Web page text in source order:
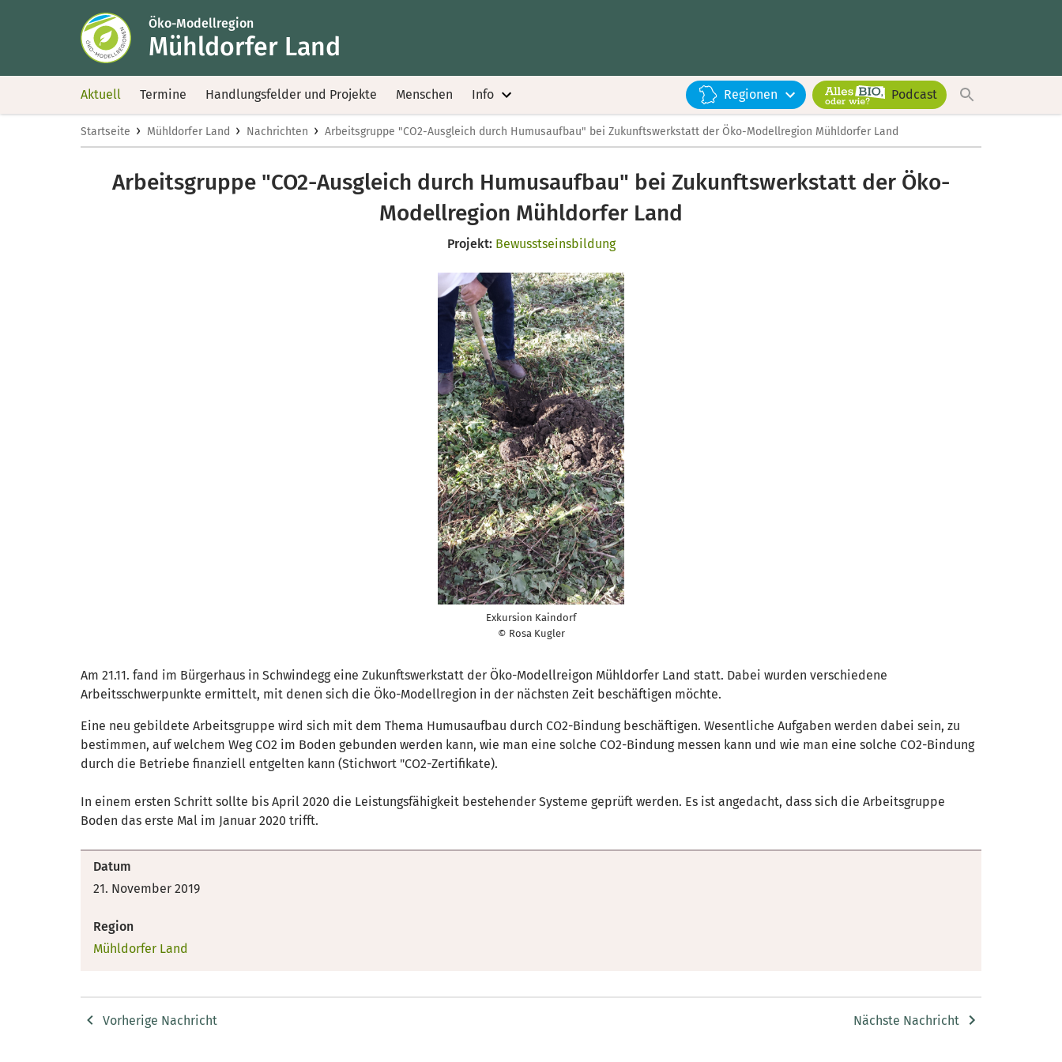
Öko-Modellregion
Mühldorfer Land
Aktuell Termine Handlungsfelder und Projekte Menschen Info Regionen Podcast
Startseite › Mühldorfer Land › Nachrichten › Arbeitsgruppe "CO2-Ausgleich durch Humusaufbau" bei Zukunftswerkstatt der Öko-Modellregion Mühldorfer Land
Arbeitsgruppe "CO2-Ausgleich durch Humusaufbau" bei Zukunftswerkstatt der Öko-
Modellregion Mühldorfer Land
Projekt: Bewusstseinsbildung
Exkursion Kaindorf
© Rosa Kugler
Am 21.11. fand im Bürgerhaus in Schwindegg eine Zukunftswerkstatt der Öko-Modellreigon Mühldorfer Land statt. Dabei wurden verschiedene
Arbeitsschwerpunkte ermittelt, mit denen sich die Öko-Modellregion in der nächsten Zeit beschäftigen möchte.
Eine neu gebildete Arbeitsgruppe wird sich mit dem Thema Humusaufbau durch CO2-Bindung beschäftigen. Wesentliche Aufgaben werden dabei sein, zu
bestimmen, auf welchem Weg CO2 im Boden gebunden werden kann, wie man eine solche CO2-Bindung messen kann und wie man eine solche CO2-Bindung
durch die Betriebe finanziell entgelten kann (Stichwort "CO2-Zertifikate).
In einem ersten Schritt sollte bis April 2020 die Leistungsfähigkeit bestehender Systeme geprüft werden. Es ist angedacht, dass sich die Arbeitsgruppe
Boden das erste Mal im Januar 2020 trifft.
Datum
21. November 2019
Region
Mühldorfer Land
Vorherige Nachricht Nächste Nachricht